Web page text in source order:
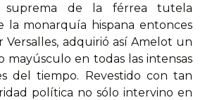
suprema de la férrea tutela
la monarquía hispana entonces
Versalles, adquirió así Amelot un
mayúsculo en todas las intensas
del tiempo. Revestido con tan
política no sólo intervino en